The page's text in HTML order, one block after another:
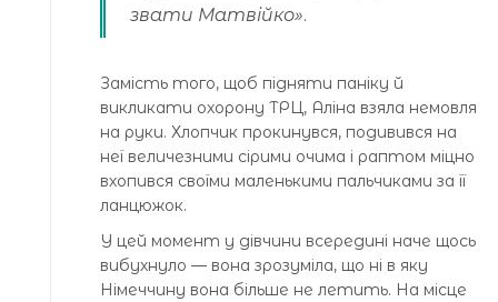
звати Матвійко».
Замість того, щоб підняти паніку й
викликати охорону ТРЦ, Аліна взяла немовля
на руки. Хлопчик прокинувся, подивився на
неї величезними сірими очима і раптом міцно
вхопився своїми маленькими пальчиками за її
ланцюжок.
У цей момент у дівчини всередині наче щось
вибухнуло — вона зрозуміла, що ні в яку
Німеччину вона більше не летить. На місце